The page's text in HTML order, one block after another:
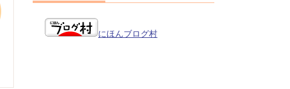
にほんブログ村